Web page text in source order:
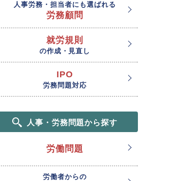
人事労務・担当者にも選ばれる
労務顧問
就労規則
の作成・見直し
IPO
労務問題対応
人事・労務問題から探す
労働問題
労働者からの